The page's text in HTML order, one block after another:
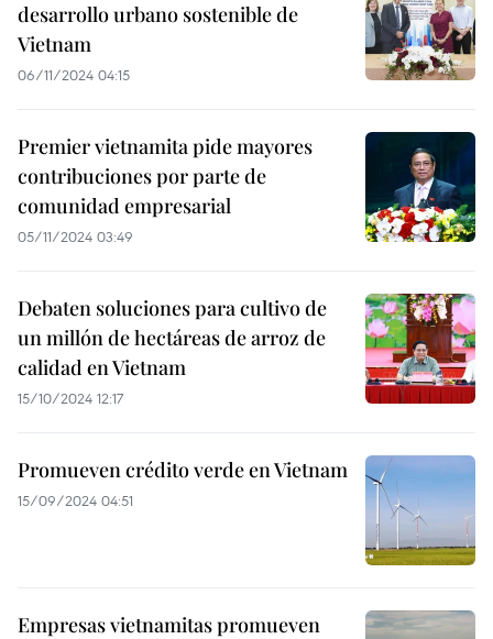
desarrollo urbano sostenible de
Vietnam
06/11/2024 04:15
Premier vietnamita pide mayores
contribuciones por parte de
comunidad empresarial
05/11/2024 03:49
Debaten soluciones para cultivo de
un millón de hectáreas de arroz de
calidad en Vietnam
15/10/2024 12:17
Promueven crédito verde en Vietnam
15/09/2024 04:51
Empresas vietnamitas promueven